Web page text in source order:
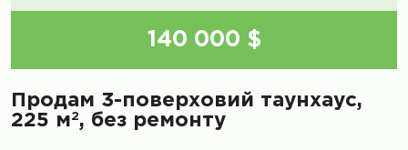
140 000 $
Продам 3-поверховий таунхаус,
225 м2, без ремонту